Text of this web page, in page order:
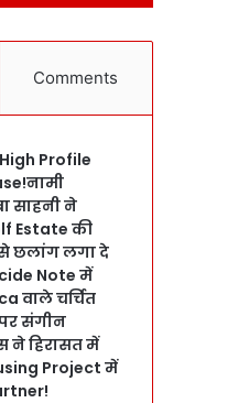
Comments
Profile
साहनी ने
Estate की
छलांग लगा दे
Note में
वाले चर्चित
संगीन
ने हिरासत में
Project में